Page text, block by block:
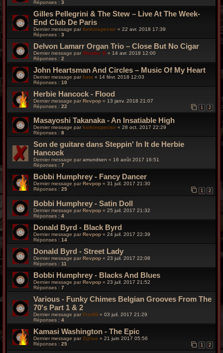
Réponses : 3
Gilles Pellegrini & The Stew – Live At The Week-
End Club De Paris
Dernier message par funkinspector « 22 avr. 2018 17:39
Réponses : 3
Delvon Lamarr Organ Trio – Close But No Cigar
Dernier message par Wonder B « 14 avr. 2018 12:00
Réponses : 2
John Heartsman And Circles – Music Of My Heart
Dernier message parkata « 14 févr. 2018 12:03
Réponses : 10
Herbie Hancock - Flood
Dernier message par Revpop « 13 janv. 2018 21:07
Réponses : 22 1 2
Masayoshi Takanaka - An Insatiable High
Dernier message parfunkinspector « 28 oct. 2017 22:29
Réponses : 8
Son de guitare dans Steppin' In It de Herbie
Hancock
Dernier message par amundsen « 16 août 2017 16:51
Réponses : 7
Bobbi Humphrey - Fancy Dancer
Dernier message par Revpop « 31 juil. 2017 21:30
Réponses : 25 1 2
Bobbi Humphrey - Satin Doll
Dernier message par Revpop « 25 juil. 2017 21:32
Réponses : 4
Donald Byrd - Black Byrd
Dernier message parRevpop « 24 juil. 2017 22:39
Réponses : 14
Donald Byrd - Street Lady
Dernier message par Revpop « 23 juil. 2017 22:08
Réponses : 11
Bobbi Humphrey - Blacks And Blues
Dernier message parRevpop « 23 juil. 2017 21:52
Réponses : 7
Various - Funky Chimes Belgian Grooves From The
70's Part 1 & 2
Dernier message par FredW « 03 juil. 2017 21:29
Réponses : 4
Kamasi Washington - The Epic
Dernier message parZ@ius « 21 juin 2017 05:56
Réponses : 25 1 2